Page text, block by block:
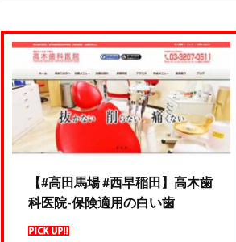
【#高田馬場 #西早稲田】高木歯
科医院-保険適用の白い歯